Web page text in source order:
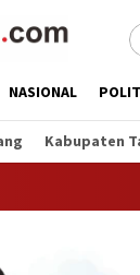
NASIONAL
Kabupaten